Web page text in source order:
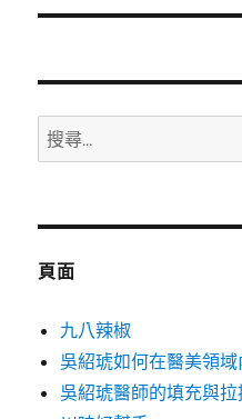
文
搜
尋
鍵
頁面
九八辣椒
吳紹琥如何在醫美領
吳紹琥醫師的填充與拉